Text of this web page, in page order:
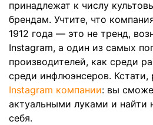
принадлежат к числу
брендам. Учтите, что
1912 года — это не тренд,
Instagram, а один из самых
производителей, как среди
среди инфлюэнсеров. Кстати,
Instagram компании: вы
актуальными луками и
себя.